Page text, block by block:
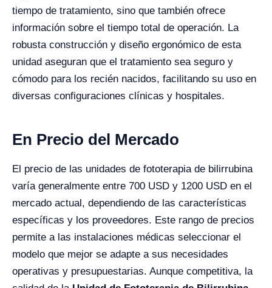
tiempo de tratamiento, sino que también ofrece
información sobre el tiempo total de operación. La
robusta construcción y diseño ergonómico de esta
unidad aseguran que el tratamiento sea seguro y
cómodo para los recién nacidos, facilitando su uso en
diversas configuraciones clínicas y hospitales.
En Precio del Mercado
El precio de las unidades de fototerapia de bilirrubina
varía generalmente entre 700 USD y 1200 USD en el
mercado actual, dependiendo de las características
específicas y los proveedores. Este rango de precios
permite a las instalaciones médicas seleccionar el
modelo que mejor se adapte a sus necesidades
operativas y presupuestarias. Aunque competitiva, la